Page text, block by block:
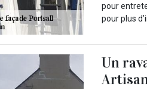
pour
pour plus
Un